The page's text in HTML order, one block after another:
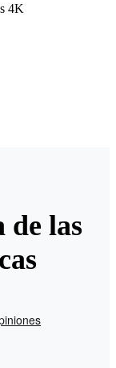
4K
de las